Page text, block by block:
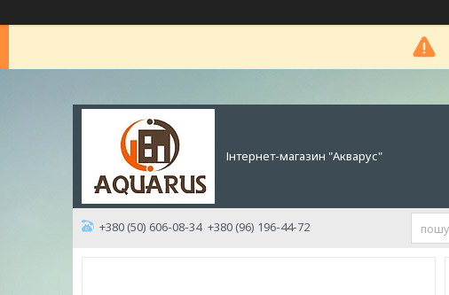
Інтернет-магазин "Акварус"
+380 (50) 606-08-34 +380 (96) 196-44-72